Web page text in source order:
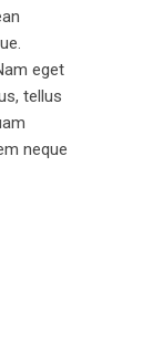
eget
tellus
neque